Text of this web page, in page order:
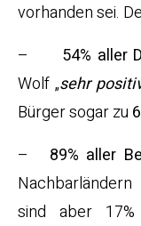
vorhanden sei.
– 54% aller
Wolf „sehr
Bürger sogar zu
– 89% aller
Nachbarländern
sind aber